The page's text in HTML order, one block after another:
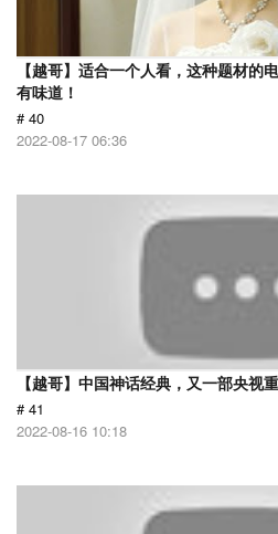
【越哥】适合一个人看，这种题材的
有味道！
# 40
2022-08-17 06:36
【越哥】中国神话经典，又一部央视
# 41
2022-08-16 10:18